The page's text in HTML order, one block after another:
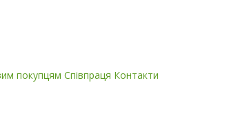
покупцям Співпраця Контакти